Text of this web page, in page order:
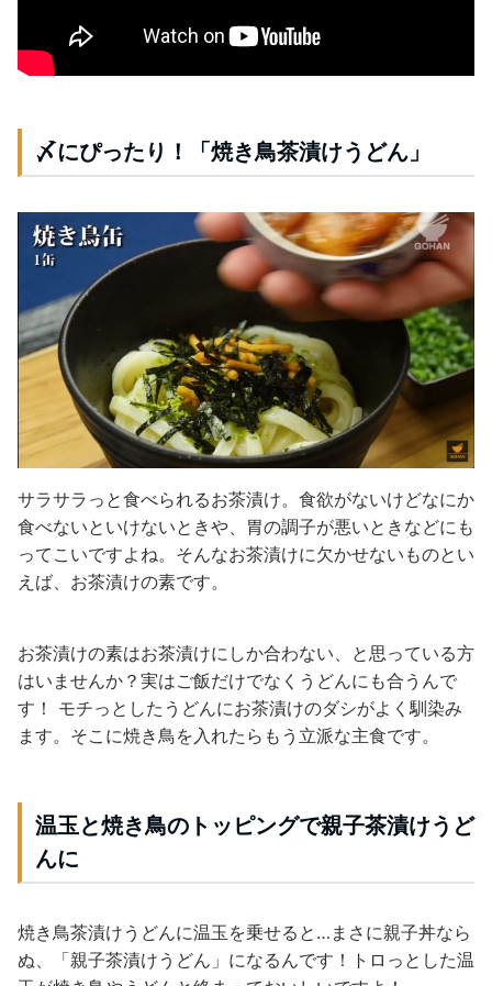
〆にぴったり！「焼き鳥茶漬けうどん」
サラサラっと食べられるお茶漬け。食欲がないけどなにか
食べないといけないときや、胃の調子が悪いときなどにも
ってこいですよね。そんなお茶漬けに欠かせないものとい
えば、お茶漬けの素です。
お茶漬けの素はお茶漬けにしか合わない、と思っている方
はいませんか？実はご飯だけでなくうどんにも合うんで
す！ モチっとしたうどんにお茶漬けのダシがよく馴染み
ます。そこに焼き鳥を入れたらもう立派な主食です。
温玉と焼き鳥のトッピングで親子茶漬けうど
んに
焼き鳥茶漬けうどんに温玉を乗せると…まさに親子丼なら
ぬ、「親子茶漬けうどん」になるんです！
トロっとした温